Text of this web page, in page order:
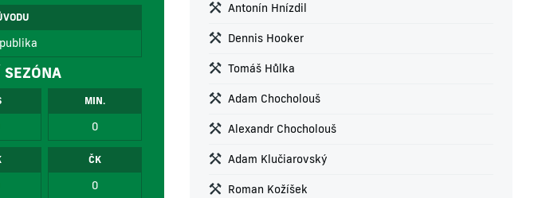
MIN.
0
ČK
0
Antonín Hnízdil
Dennis Hooker
Tomáš Hůlka
Adam Chocholouš
Alexandr Chocholouš
Adam Klučiarovský
Roman Kožíšek